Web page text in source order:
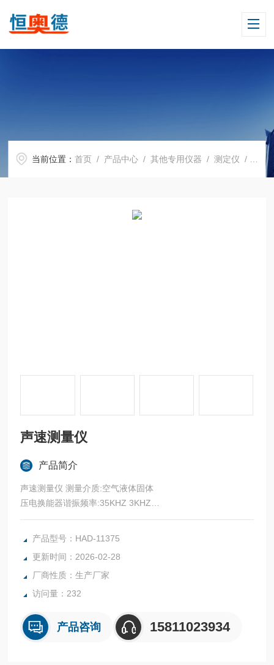
当前位置：首页 / 产品中心 /其他专用仪器 /测定仪 / HAD-11375声速测量仪
声速测量仪
产品简介
声速测量仪 测量介质:空气液体固体
压电换能器谐振频率:35KHZ 3KHZ
测量距离:350mm
数显尺及游标尺二种方法读数,分辨率0.01mm;
产品型号：HAD-11375
更新时间：2026-02-28
厂商性质：生产厂家
访问量：232
产品咨询 15811023934